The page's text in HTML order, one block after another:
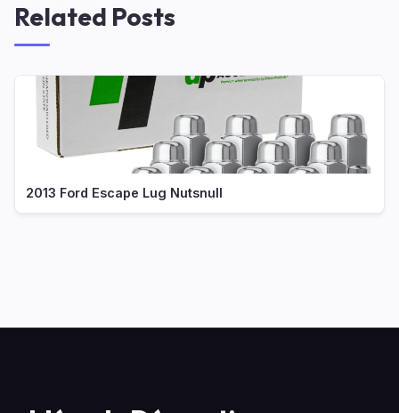
Related Posts
2013 Ford Escape Lug Nutsnull